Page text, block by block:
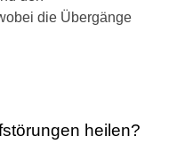
die Übergänge
heilen?